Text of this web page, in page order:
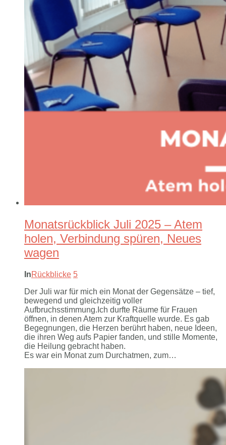
Monatsrückblick Juli 2025 – Atem
holen, Verbindung spüren, Neues
wagen
InRückblicke 5
Der Juli war für mich ein Monat der Gegensätze – tief,
bewegend und gleichzeitig voller
Aufbruchsstimmung.Ich durfte Räume für Frauen
öffnen, in denen Atem zur Kraftquelle wurde. Es gab
Begegnungen, die Herzen berührt haben, neue Ideen,
die ihren Weg aufs Papier fanden, und stille Momente,
die Heilung gebracht haben.
Es war ein Monat zum Durchatmen, zum…